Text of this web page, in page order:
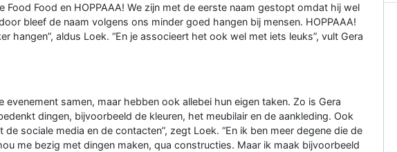
Food Food en HOPPAAA! We zijn met de eerste naam gestopt omdat hij wel
bleef de naam volgens ons minder goed hangen bij mensen. HOPPAAA!
hangen”, aldus Loek. “En je associeert het ook wel met iets leuks”, vult Gera
evenement samen, maar hebben ook allebei hun eigen taken. Zo is Gera
dingen, bijvoorbeeld de kleuren, het meubilair en de aankleding. Ook
sociale media en de contacten”, zegt Loek. “En ik ben meer degene die de
me bezig met dingen maken, qua constructies. Maar ik maak bijvoorbeeld